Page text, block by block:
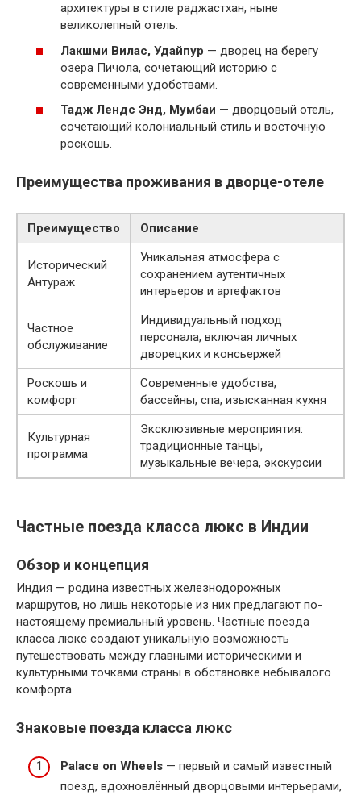
архитектуры в стиле раджастхан, ныне
великолепный отель.
Лакшми Вилас, Удайпур — дворец на берегу
озера Пичола, сочетающий историю с
современными удобствами.
Тадж Лендс Энд, Мумбаи — дворцовый отель,
сочетающий колониальный стиль и восточную
роскошь.
Преимущества проживания в дворце-отеле
Преимущество Описание
Исторический
Антураж
Уникальная атмосфера с
сохранением аутентичных
интерьеров и артефактов
Частное
обслуживание
Индивидуальный подход
персонала, включая личных
дворецких и консьержей
Роскошь и
комфорт
Современные удобства,
бассейны, спа, изысканная кухня
Культурная
программа
Эксклюзивные мероприятия:
традиционные танцы,
музыкальные вечера, экскурсии
Частные поезда класса люкс в Индии
Обзор и концепция
Индия — родина известных железнодорожных
маршрутов, но лишь некоторые из них предлагают по-
настоящему премиальный уровень. Частные поезда
класса люкс создают уникальную возможность
путешествовать между главными историческими и
культурными точками страны в обстановке небывалого
комфорта.
Знаковые поезда класса люкс
Palace on Wheels — первый и самый известный
поезд, вдохновлённый дворцовыми интерьерами,